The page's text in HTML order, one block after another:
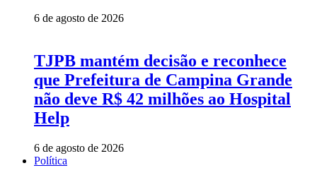
6 de agosto de 2026
TJPB mantém decisão e reconhece
que Prefeitura de Campina Grande
não deve R$ 42 milhões ao Hospital
Help
6 de agosto de 2026
Política